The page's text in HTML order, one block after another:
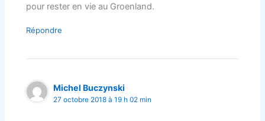
pour rester en vie au Groenland.
Répondre
Michel Buczynski
27 octobre 2018 à 19 h 02 min